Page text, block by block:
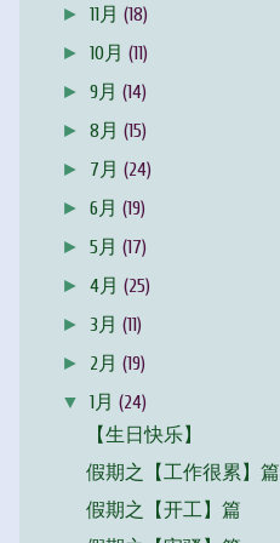
►11月(18)
►10月(11)
►9月(14)
►8月(15)
► 7月(24)
►6月(19)
►5月(17)
►4月(25)
► 3月(11)
► 2月(19)
▼1月(24)
【生日快乐】
假期之【工作很累】篇
假期之【开工】篇